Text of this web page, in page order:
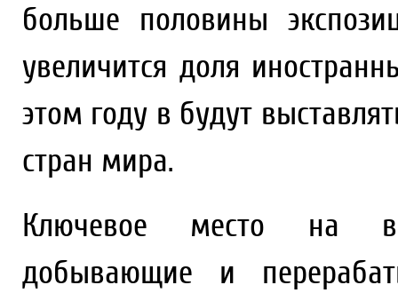
больше половины
увеличится доля
этом году в будут
стран мира.
Ключевое место на
добывающие и